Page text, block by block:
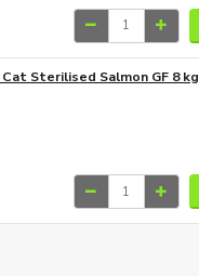
Cat Sterilised Salmon GF 8 kg